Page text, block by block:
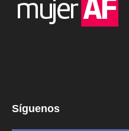
Síguenos